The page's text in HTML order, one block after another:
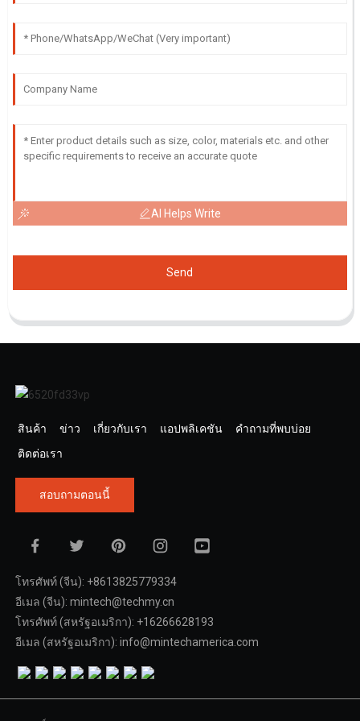
AI Helps Write
Send
สินค้า ข่าว เกี่ยวกับเรา แอปพลิเคชัน
คำถามที่พบบ่อย
ติดต่อเรา
สอบถามตอนนี้
โทรศัพท์ (จีน): +8613825779334
อีเมล (จีน): mintech@techmy.cn
โทรศัพท์ (สหรัฐอเมริกา): +16266628193
อีเมล (สหรัฐอเมริกา): info@mintechamerica.com